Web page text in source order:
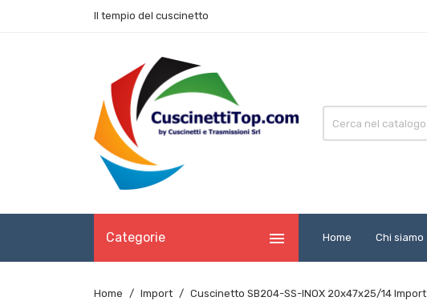
Il tempio del cuscinetto
Categorie  Home Chi siamo
Home Import Cuscinetto SB204-SS-INOX 20x47x25/14 Import